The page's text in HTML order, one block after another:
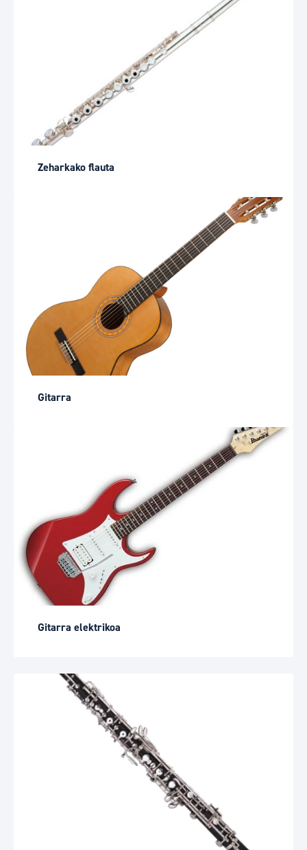
Zeharkako flauta
Gitarra
Gitarra elektrikoa